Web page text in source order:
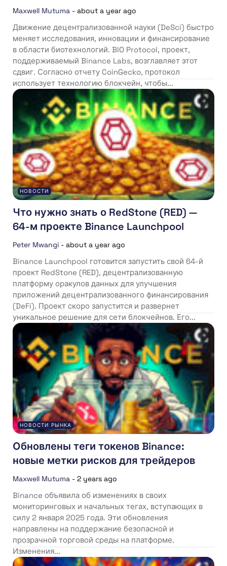
Maxwell Mutuma - about a year ago
Движение децентрализованной науки (DeSci) быстро
меняет исследования, инновации и финансирование
в области биотехнологий. BIO Protocol, проект,
поддерживаемый Binance Labs, возглавляет этот
сдвиг. Согласно отчету CoinGecko, протокол
использует технологию блокчейн, чтобы...
НОВОСТИ
Что нужно знать о RedStone (RED) —
64-м проекте Binance Launchpool
Peter Mwangi - about a year ago
Binance Launchpool готовится запустить свой 64-й
проект RedStone (RED), децентрализованную
платформу оракулов данных для улучшения
приложений децентрализованного финансирования
(DeFi). Проект скоро запустится и развернет
уникальное решение для сети блокчейнов. Его...
НОВОСТИ РЫНКА
Обновлены теги токенов Binance:
новые метки рисков для трейдеров
Maxwell Mutuma - 2 years ago
Binance объявила об изменениях в своих
мониторинговых и начальных тегах, вступающих в
силу 2 января 2025 года. Эти обновления
направлены на поддержание безопасной и
прозрачной торговой среды на платформе.
Изменения...